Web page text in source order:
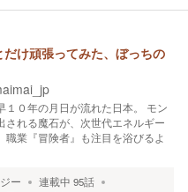
け頑張ってみた、ぼっちの
１０年の月日が流れた日本。 モン
される魔石が、次世代エネルギー
職業『冒険者』も注目を浴びるよ
ー 連載中 95話